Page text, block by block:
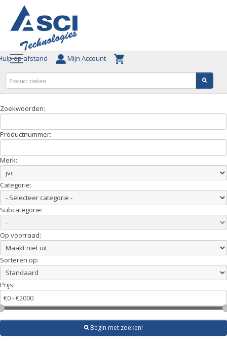
op afstand Mijn Account
Zoekwoorden:
Productnummer:
Merk:
Categorie:
Subcategorie:
Op voorraad:
Sorteren op:
Prijs:
Begin met zoeken!